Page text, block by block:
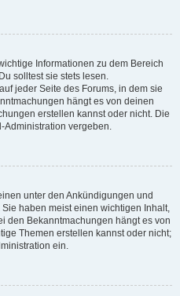
Informationen zu dem Bereich
solltest sie stets lesen.
jeder Seite des Forums, in dem sie
hängt es von deinen
erstellen kannst oder nicht. Die
Administration vergeben.
unter den Ankündigungen und
haben meist einen wichtigen Inhalt,
den Bekanntmachungen hängt es von
Themen erstellen kannst oder nicht;
ein.